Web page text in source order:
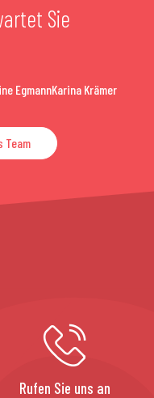
Sie
EgmannKarina Krämer
Team
Rufen Sie uns an